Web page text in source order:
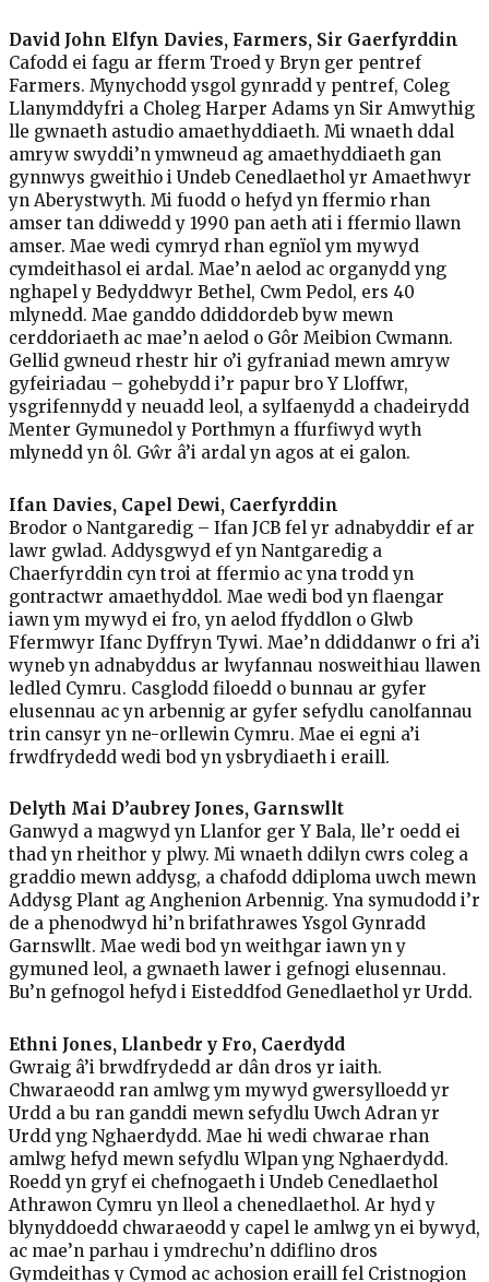
David John Elfyn Davies, Farmers, Sir Gaerfyrddin
Cafodd ei fagu ar fferm Troed y Bryn ger pentref
Farmers. Mynychodd ysgol gynradd y pentref, Coleg
Llanymddyfri a Choleg Harper Adams yn Sir Amwythig
lle gwnaeth astudio amaethyddiaeth. Mi wnaeth ddal
amryw swyddi’n ymwneud ag amaethyddiaeth gan
gynnwys gweithio i Undeb Cenedlaethol yr Amaethwyr
yn Aberystwyth. Mi fuodd o hefyd yn ffermio rhan
amser tan ddiwedd y 1990 pan aeth ati i ffermio llawn
amser. Mae wedi cymryd rhan egnïol ym mywyd
cymdeithasol ei ardal. Mae’n aelod ac organydd yng
nghapel y Bedyddwyr Bethel, Cwm Pedol, ers 40
mlynedd. Mae ganddo ddiddordeb byw mewn
cerddoriaeth ac mae’n aelod o Gôr Meibion Cwmann.
Gellid gwneud rhestr hir o’i gyfraniad mewn amryw
gyfeiriadau – gohebydd i’r papur bro Y Lloffwr,
ysgrifennydd y neuadd leol, a sylfaenydd a chadeirydd
Menter Gymunedol y Porthmyn a ffurfiwyd wyth
mlynedd yn ôl. Gŵr â’i ardal yn agos at ei galon.
Ifan Davies, Capel Dewi, Caerfyrddin
Brodor o Nantgaredig – Ifan JCB fel yr adnabyddir ef ar
lawr gwlad. Addysgwyd ef yn Nantgaredig a
Chaerfyrddin cyn troi at ffermio ac yna trodd yn
gontractwr amaethyddol. Mae wedi bod yn flaengar
iawn ym mywyd ei fro, yn aelod ffyddlon o Glwb
Ffermwyr Ifanc Dyffryn Tywi. Mae’n ddiddanwr o fri a’i
wyneb yn adnabyddus ar lwyfannau nosweithiau llawen
ledled Cymru. Casglodd filoedd o bunnau ar gyfer
elusennau ac yn arbennig ar gyfer sefydlu canolfannau
trin cansyr yn ne-orllewin Cymru. Mae ei egni a’i
frwdfrydedd wedi bod yn ysbrydiaeth i eraill.
Delyth Mai D’aubrey Jones, Garnswllt
Ganwyd a magwyd yn Llanfor ger Y Bala, lle’r oedd ei
thad yn rheithor y plwy. Mi wnaeth ddilyn cwrs coleg a
graddio mewn addysg, a chafodd ddiploma uwch mewn
Addysg Plant ag Anghenion Arbennig. Yna symudodd i’r
de a phenodwyd hi’n brifathrawes Ysgol Gynradd
Garnswllt. Mae wedi bod yn weithgar iawn yn y
gymuned leol, a gwnaeth lawer i gefnogi elusennau.
Bu’n gefnogol hefyd i Eisteddfod Genedlaethol yr Urdd.
Ethni Jones, Llanbedr y Fro, Caerdydd
Gwraig â’i brwdfrydedd ar dân dros yr iaith.
Chwaraeodd ran amlwg ym mywyd gwersylloedd yr
Urdd a bu ran ganddi mewn sefydlu Uwch Adran yr
Urdd yng Nghaerdydd. Mae hi wedi chwarae rhan
amlwg hefyd mewn sefydlu Wlpan yng Nghaerdydd.
Roedd yn gryf ei chefnogaeth i Undeb Cenedlaethol
Athrawon Cymru yn lleol a chenedlaethol. Ar hyd y
blynyddoedd chwaraeodd y capel le amlwg yn ei bywyd,
ac mae’n parhau i ymdrechu’n ddiflino dros
Gymdeithas y Cymod ac achosion eraill fel Cristnogion